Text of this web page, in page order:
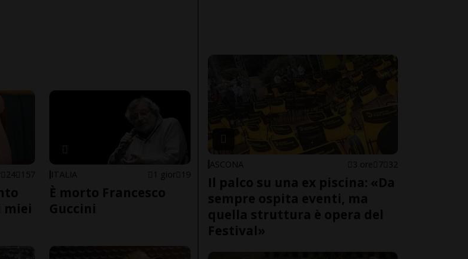
24 157
miei
ITALIA 1 gior 19
È morto Francesco
Guccini
ASCONA 3 ore 7 32
Il palco su una ex piscina: «Da
sempre ospita eventi, ma
quella struttura è opera del
Festival»